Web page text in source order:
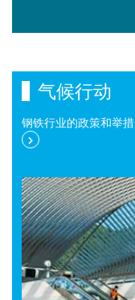
气候行动
钢铁行业的政策和举措